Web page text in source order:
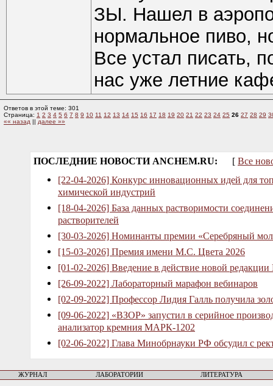
ЗЫ. Нашел в
нормальное пиво,
Все устал писать,
нас уже летние
Ответов в этой теме: 301
Страница: 1 2 3 4 5 6 7 8 9 10 11 12 13 14 15 16 17 18 19 20 21 22 23 24 25 26 27 28 29
«« назад || далее »»
ПОСЛЕДНИЕ НОВОСТИ ANCHEM.RU: [ Все
[22-04-2026] Конкурс инновационных идей для
химической индустрий
[18-04-2026] База данных растворимости
растворителей
[30-03-2026] Номинанты премии «Серебряный
[15-03-2026] Премия имени М.С. Цвета 2026
[01-02-2026] Введение в действие новой
[26-09-2022] Лабораторный марафон вебинаров
[02-09-2022] Профессор Лидия Галль получила
[09-06-2022] «ВЗОР» запустил в серийное
анализатор кремния МАРК-1202
[02-06-2022] Глава Минобрнауки РФ обсудил с
ЖУРНАЛ ЛАБОРАТОРИИ ЛИТЕРАТУРА